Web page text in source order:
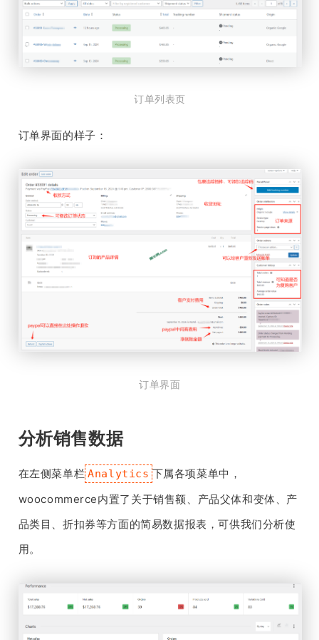
订单列表页
订单界面的样子：
订单界面
分析销售数据
在左侧菜单栏 Analytics 下属各项菜单中，
woocommerce内置了关于销售额、产品父体和变体、产
品类目、折扣券等方面的简易数据报表，可供我们分析使
用。